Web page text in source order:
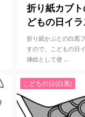
折り紙カブ
どもの日イラ
折り紙かぶとの白黒
すので、こどもの日
挿絵として使 ...
こどもの日(白黒)